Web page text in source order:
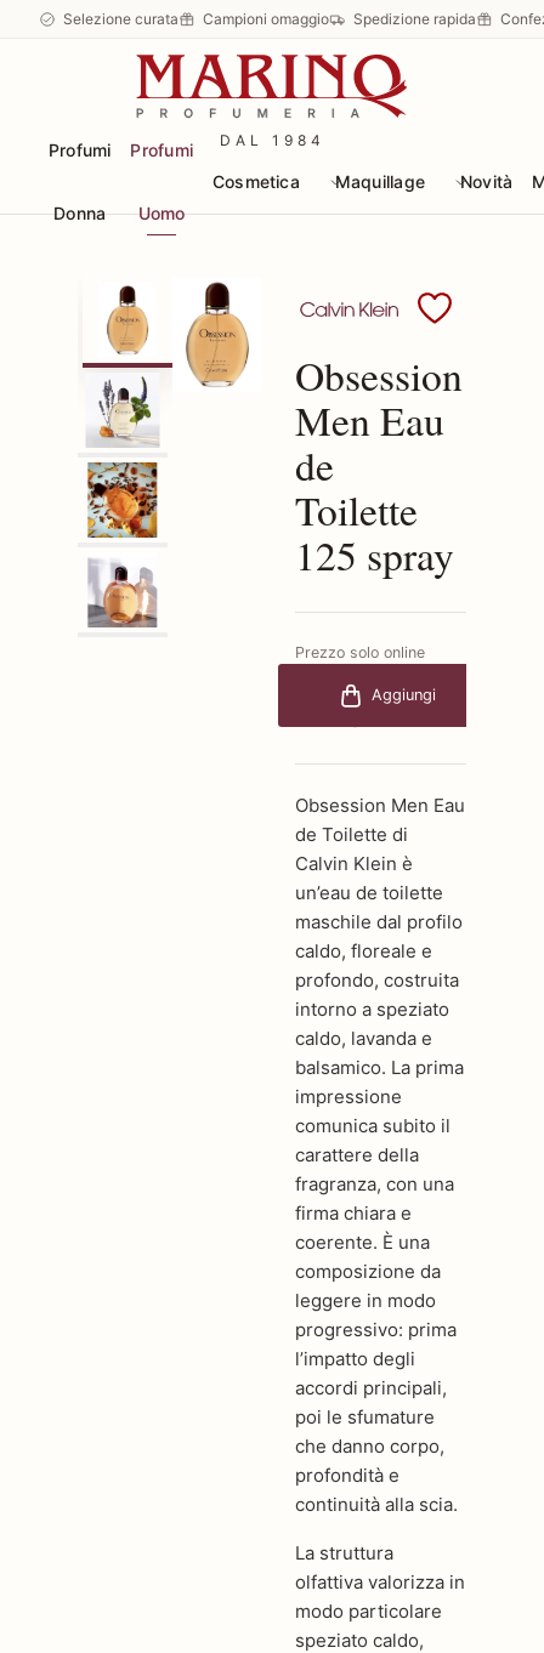
Selezione curata Campioni omaggio Spedizione rapida
DAL 1984
Profumi
Donna
Profumi
Uomo
Cosmetica Maquillage Novità
Scopri i prodotti
Obsession
Men Eau
de
Toilette
125 spray
Prezzo solo online
€48,00Aggiungi
Obsession Men Eau
de Toilette di
Calvin Klein è
un’eau de toilette
maschile dal profilo
caldo, floreale e
profondo, costruita
intorno a speziato
caldo, lavanda e
balsamico. La prima
impressione
comunica subito il
carattere della
fragranza, con una
firma chiara e
coerente. È una
composizione da
leggere in modo
progressivo: prima
l’impatto degli
accordi principali,
poi le sfumature
che danno corpo,
profondità e
continuità alla scia.
La struttura
olfattiva valorizza in
modo particolare
speziato caldo,